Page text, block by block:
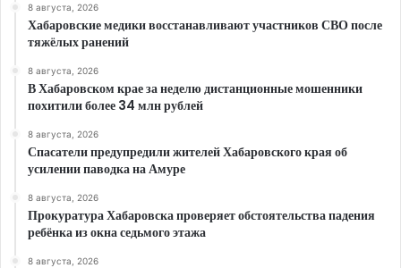
8 августа, 2026
Хабаровские медики восстанавливают участников СВО после
тяжёлых ранений
8 августа, 2026
В Хабаровском крае за неделю дистанционные мошенники
похитили более 34 млн рублей
8 августа, 2026
Спасатели предупредили жителей Хабаровского края об
усилении паводка на Амуре
8 августа, 2026
Прокуратура Хабаровска проверяет обстоятельства падения
ребёнка из окна седьмого этажа
8 августа, 2026